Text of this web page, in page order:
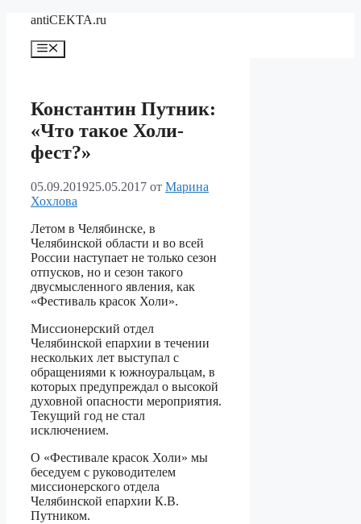
Перейти
содержимому
antiCEKTA.ru
Меню
Константин Путник:
«Что такое Холи-
фест?»
05.09.201925.05.2017 от Марина
Хохлова
Летом в Челябинске, в
Челябинской области и во всей
России наступает не только сезон
отпусков, но и сезон такого
двусмысленного явления, как
«Фестиваль красок Холи».
Миссионерский отдел
Челябинской епархии в течении
нескольких лет выступал с
обращениями к южноуральцам, в
которых предупреждал о высокой
духовной опасности мероприятия.
Текущий год не стал
исключением.
О «Фестивале красок Холи» мы
беседуем с руководителем
миссионерского отдела
Челябинской епархии К.В.
Путником.